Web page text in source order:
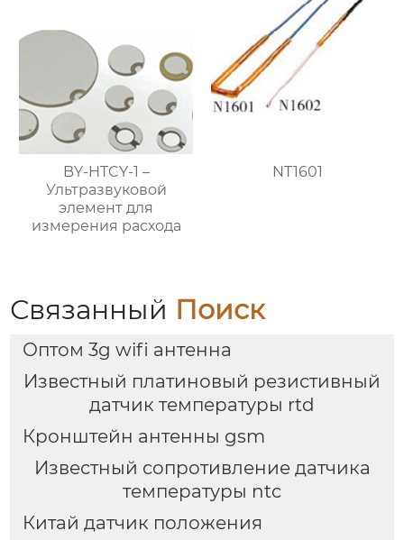
BY-HTCY-1 –
Ультразвуковой
элемент для
измерения расхода
NT1601
Связанный Поиск
Оптом 3g wifi антенна
Известный платиновый резистивный
датчик температуры rtd
Кронштейн антенны gsm
Известный сопротивление датчика
температуры ntc
Китай датчик положения